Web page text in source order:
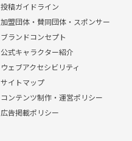
投稿ガイドライン
加盟団体・賛同団体・スポンサー
ブランドコンセプト
公式キャラクター紹介
ウェブアクセシビリティ
サイトマップ
コンテンツ制作・運営ポリシー
広告掲載ポリシー